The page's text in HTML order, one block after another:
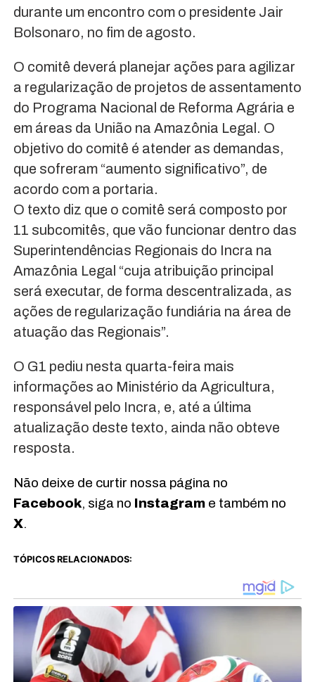
durante um encontro com o presidente Jair
Bolsonaro, no fim de agosto.
O comitê deverá planejar ações para agilizar
a regularização de projetos de assentamento
do Programa Nacional de Reforma Agrária e
em áreas da União na Amazônia Legal. O
objetivo do comitê é atender as demandas,
que sofreram “aumento significativo”, de
acordo com a portaria.
O texto diz que o comitê será composto por
11 subcomitês, que vão funcionar dentro das
Superintendências Regionais do Incra na
Amazônia Legal “cuja atribuição principal
será executar, de forma descentralizada, as
ações de regularização fundiária na área de
atuação das Regionais”.
O G1 pediu nesta quarta-feira mais
informações ao Ministério da Agricultura,
responsável pelo Incra, e, até a última
atualização deste texto, ainda não obteve
resposta.
Não deixe de curtir nossa página no
Facebook, siga no Instagrame também no
X.
TÓPICOS RELACIONADOS: